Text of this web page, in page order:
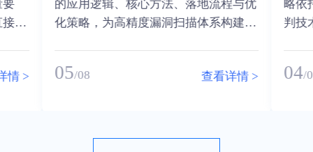
、核心方法、落地流程与优
高精度漏洞扫描体系构建提
略依托大数据采集、特征
判技术，深度挖掘用户访
传输参数的千人千面定制
发展方向。
/08